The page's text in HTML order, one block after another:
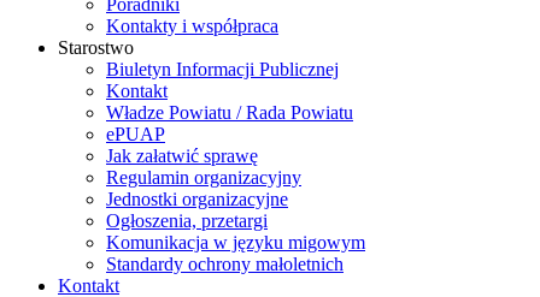
Kontakty i współpraca
Starostwo
Biuletyn Informacji Publicznej
Kontakt
Władze Powiatu / Rada Powiatu
ePUAP
Jak załatwić sprawę
Regulamin organizacyjny
Jednostki organizacyjne
Ogłoszenia, przetargi
Komunikacja w języku migowym
Standardy ochrony małoletnich
Kontakt